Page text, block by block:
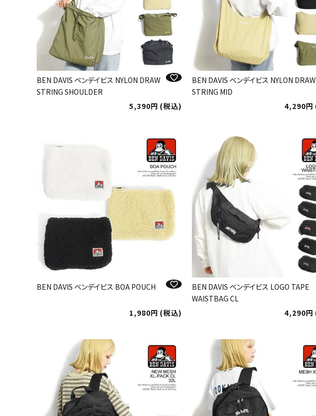
BEN DAVIS ベンデイビス NYLON DRAW
STRING SHOULDER
5,390
税込
BEN DAVIS ベンデイビス NYLON DRAW
STRING MID
4,290
BEN DAVIS ベンデイビス BOA POUCH
1,980 税込
BEN DAVIS ベンデイビス LOGO TAPE
WAISTBAG CL
4,290